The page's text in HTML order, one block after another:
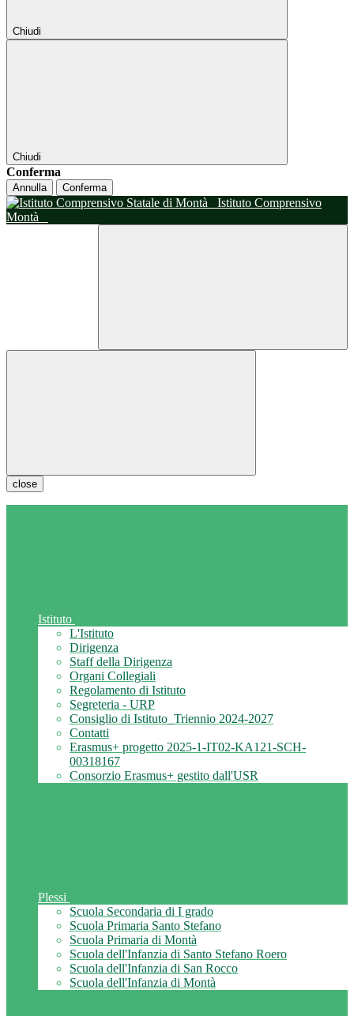
Chiudi
Chiudi
Conferma
Annulla Conferma
Istituto Comprensivo
Montà
close
Istituto
L'Istituto
Dirigenza
Staff della Dirigenza
Organi Collegiali
Regolamento di Istituto
Segreteria - URP
Consiglio di Istituto_Triennio 2024-2027
Contatti
Erasmus+ progetto 2025-1-IT02-KA121-SCH-
00318167
Consorzio Erasmus+ gestito dall'USR
Plessi
Scuola Secondaria di I grado
Scuola Primaria Santo Stefano
Scuola Primaria di Montà
Scuola dell'Infanzia di Santo Stefano Roero
Scuola dell'Infanzia di San Rocco
Scuola dell'Infanzia di Montà